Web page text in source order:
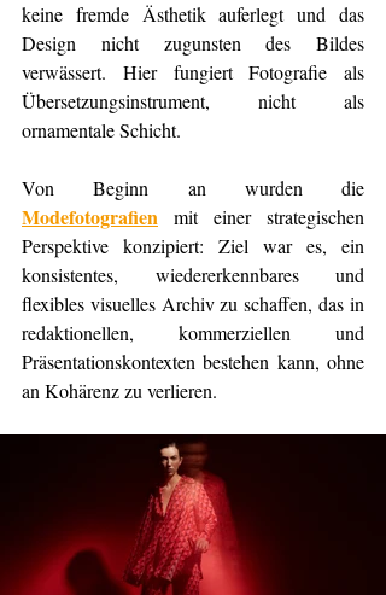
keine fremde Ästhetik auferlegt und das
Design nicht zugunsten des Bildes
verwässert. Hier fungiert Fotografie als
Übersetzungsinstrument, nicht als
ornamentale Schicht.
Modefotografien mit einer strategischen
Perspektive konzipiert: Ziel war es, ein
konsistentes, wiedererkennbares und
flexibles visuelles Archiv zu schaffen, das in
redaktionellen, kommerziellen und
Präsentationskontexten bestehen kann, ohne
an Kohärenz zu verlieren.